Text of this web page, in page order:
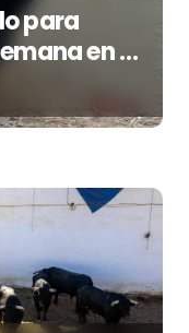
para
en El